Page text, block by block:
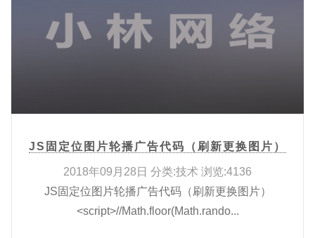
JS固定位图片轮播广告代码（刷新更换图片）
2018年09月28日 分类:技术 浏览:4136
JS固定位图片轮播广告代码（刷新更换图片）
<script>//Math.floor(Math.rando...